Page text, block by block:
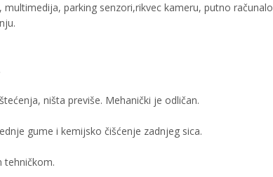
parking senzori,rikvec kameru, putno računalo
ništa previše. Mehanički je odličan.
gume i kemijsko čišćenje zadnjeg sica.
tehničkom.